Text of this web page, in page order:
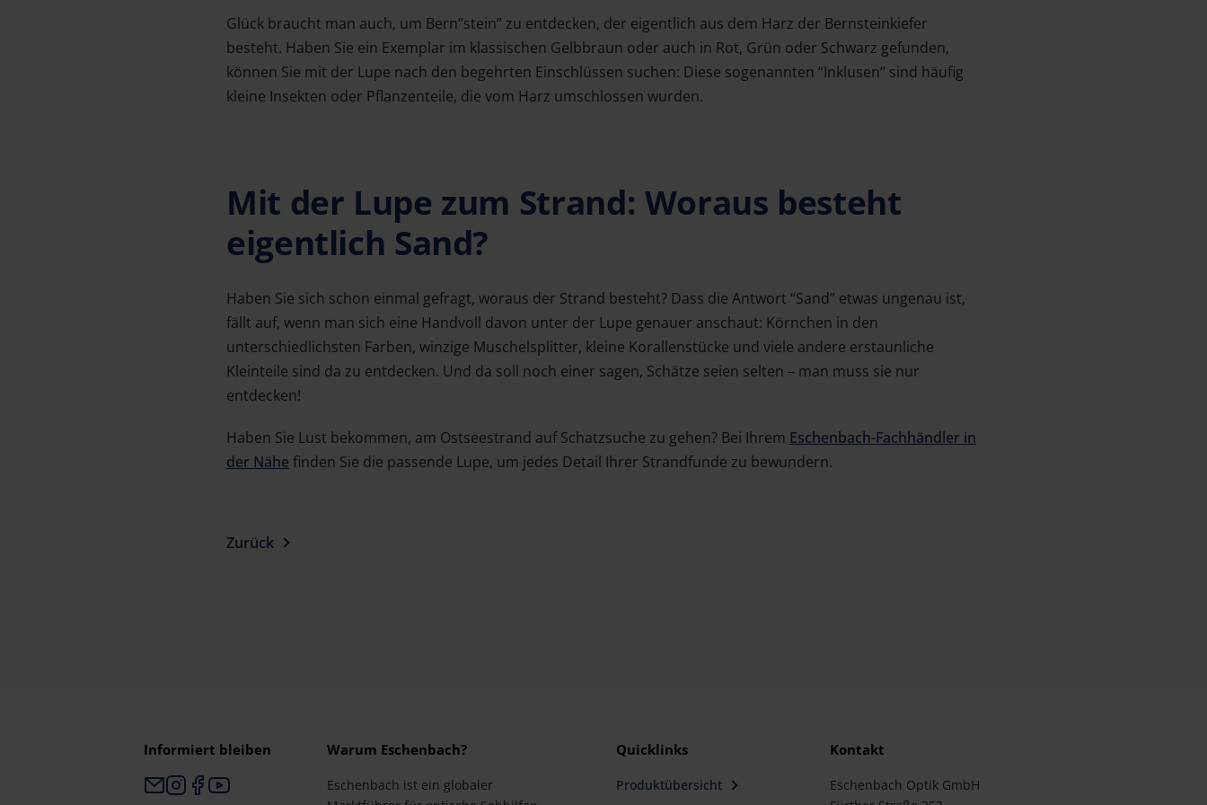
Glück braucht man auch, um Bern”stein” zu entdecken, der eigentlich aus dem Harz der Bernsteinkiefer
besteht. Haben Sie ein Exemplar im klassischen Gelbbraun oder auch in Rot, Grün oder Schwarz gefunden,
können Sie mit der Lupe nach den begehrten Einschlüssen suchen: Diese sogenannten “Inklusen” sind häufig
kleine Insekten oder Pflanzenteile, die vom Harz umschlossen wurden.
Mit der Lupe zum Strand: Woraus besteht
eigentlich Sand?
Haben Sie sich schon einmal gefragt, woraus der Strand besteht? Dass die Antwort “Sand” etwas ungenau ist,
fällt auf, wenn man sich eine Handvoll davon unter der Lupe genauer anschaut: Körnchen in den
unterschiedlichsten Farben, winzige Muschelsplitter, kleine Korallenstücke und viele andere erstaunliche
Kleinteile sind da zu entdecken. Und da soll noch einer sagen, Schätze seien selten – man muss sie nur
entdecken!
Haben Sie Lust bekommen, am Ostseestrand auf Schatzsuche zu gehen? Bei Ihrem Eschenbach-Fachhändler in
der Nähe finden Sie die passende Lupe, um jedes Detail Ihrer Strandfunde zu bewundern.
Zurück
Informiert bleiben Warum Eschenbach?
Eschenbach ist ein globaler
Quicklinks
Produktübersicht
Kontakt
Eschenbach Optik GmbH